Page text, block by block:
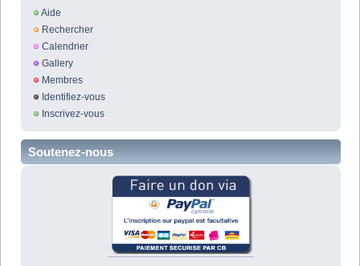
Aide
Rechercher
Calendrier
Gallery
Membres
Identifiez-vous
Inscrivez-vous
Soutenez-nous